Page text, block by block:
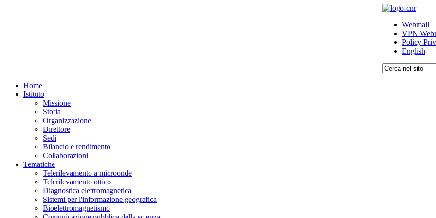
Webmail
VPN
Policy
English
Home
Istituto
Missione
Storia
Organizzazione
Direttore
Sedi
Bilancio e rendimento
Collaborazioni
Tematiche
Telerilevamento a microonde
Telerilevamento ottico
Diagnostica elettromagnetica
Sistemi per l'informazione geografica
Bioelettromagnetismo